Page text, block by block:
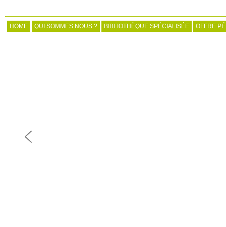
HOME QUI SOMMES NOUS ? BIBLIOTHÈQUE SPÉCIALISÉE OFFRE